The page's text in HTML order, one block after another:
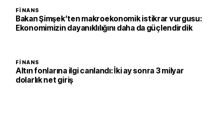
FINANS
Bakan Şimşek’ten makroekonomik istikrar vurgusu:
Ekonomimizin dayanıklılığını daha da güçlendirdik
FINANS
Altın fonlarına ilgi canlandı: İki ay sonra 3 milyar
dolarlık net giriş